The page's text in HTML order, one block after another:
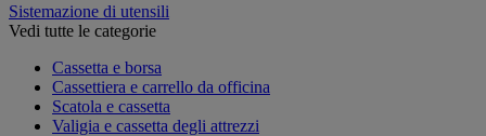
Sistemazione di utensili
Vedi tutte le categorie
Cassetta e borsa
Cassettiera e carrello da officina
Scatola e cassetta
Valigia e cassetta degli attrezzi